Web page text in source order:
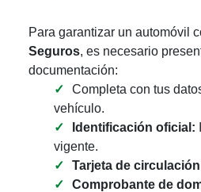
Para garantizar un automóvil
Seguros, es necesario
documentación:
Completa con tus
vehículo.
Identificación oficial:
vigente.
Tarjeta de
Comprobante de